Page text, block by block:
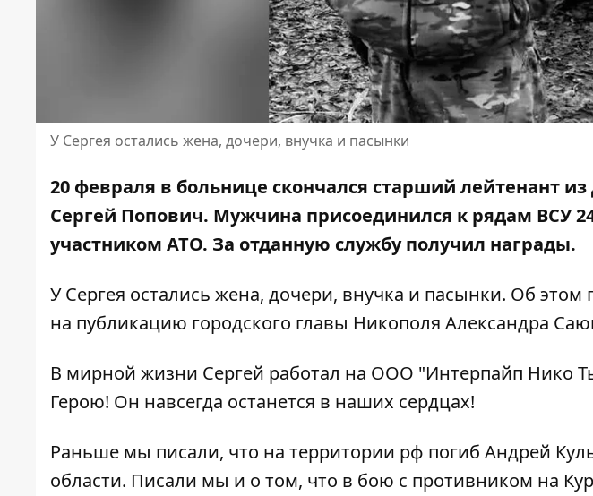
У Сергея остались жена, дочери, внучка и пасынки
20 февраля в больнице скончался старший лейтенант
Сергей Попович. Мужчина присоединился к рядам ВСУ
участником АТО. За отданную службу получил награды.
У Сергея остались жена, дочери, внучка и пасынки. Об
на публикацию городского главы Никополя Александра
В мирной жизни Сергей работал на ООО "Интерпайп Нико
Герою! Он навсегда останется в наших сердцах!
Раньше мы писали, что на территории рф погиб Андрей
области. Писали мы и о том, что в бою с противником на